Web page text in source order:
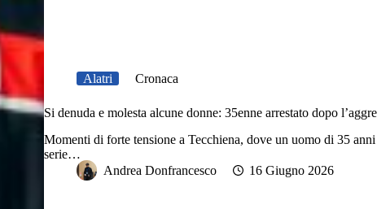
Alatri Cronaca
Si denuda e molesta alcune donne: 35enne arrestato dopo
Momenti di forte tensione a Tecchiena, dove un uomo di 35
serie…
Andrea Donfrancesco
16 Giugno 2026